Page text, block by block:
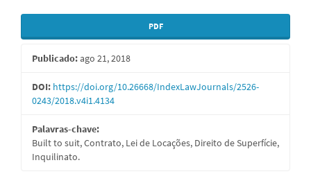
Barra
lateral
de
artigos
PDF
Publicado:ago 21, 2018
DOI: https://doi.org/10.26668/IndexLawJournals/2526-
0243/2018.v4i1.4134
Palavras-chave:
Built to suit, Contrato, Lei de Locações, Direito de Superfície,
Inquilinato.